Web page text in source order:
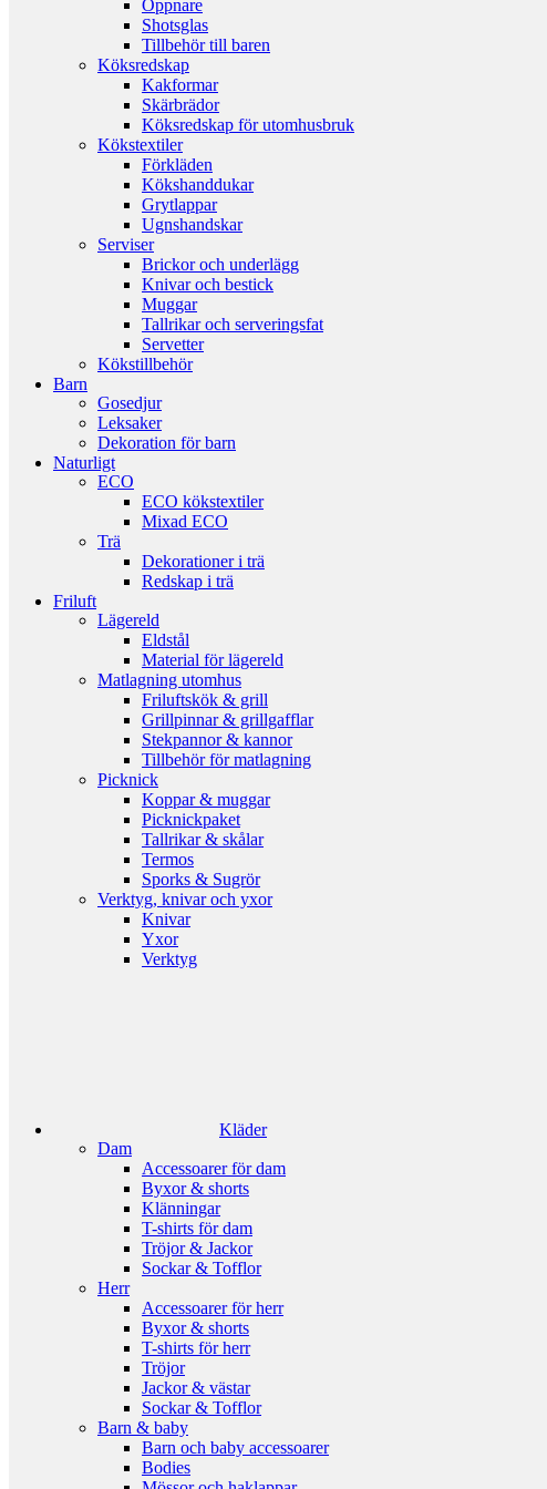
Öppnare
Shotsglas
Tillbehör till baren
Köksredskap
Kakformar
Skärbrädor
Köksredskap för utomhusbruk
Kökstextiler
Förkläden
Kökshanddukar
Grytlappar
Ugnshandskar
Serviser
Brickor och underlägg
Knivar och bestick
Muggar
Tallrikar och serveringsfat
Servetter
Kökstillbehör
Barn
Gosedjur
Leksaker
Dekoration för barn
Naturligt
ECO
ECO kökstextiler
Mixad ECO
Trä
Dekorationer i trä
Redskap i trä
Friluft
Lägereld
Eldstål
Material för lägereld
Matlagning utomhus
Friluftskök & grill
Grillpinnar & grillgafflar
Stekpannor & kannor
Tillbehör för matlagning
Picknick
Koppar & muggar
Picknickpaket
Tallrikar & skålar
Termos
Sporks & Sugrör
Verktyg, knivar och yxor
Knivar
Yxor
Verktyg
Kläder
Dam
Accessoarer för dam
Byxor & shorts
Klänningar
T-shirts för dam
Tröjor & Jackor
Sockar & Tofflor
Herr
Accessoarer för herr
Byxor & shorts
T-shirts för herr
Tröjor
Jackor & västar
Sockar & Tofflor
Barn & baby
Barn och baby accessoarer
Bodies